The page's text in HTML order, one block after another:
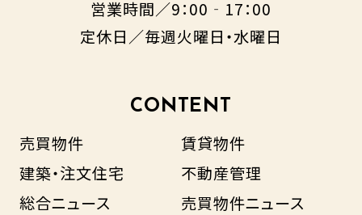
営業時間／9：00‐17：00
定休日／毎週火曜日・水曜日
CONTENT
売買物件
賃貸物件
建築・注文住宅
不動産管理
総合ニュース
売買物件ニュース